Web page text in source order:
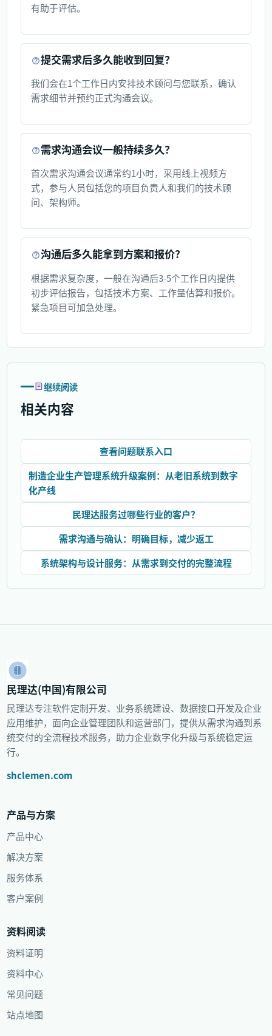
有助于评估。
提交需求后多久能收到回复？
我们会在1个工作日内安排技术顾问与您联系，确认
需求细节并预约正式沟通会议。
需求沟通会议一般持续多久？
首次需求沟通会议通常约1小时，采用线上视频方
式，参与人员包括您的项目负责人和我们的技术顾
问、架构师。
沟通后多久能拿到方案和报价？
根据需求复杂度，一般在沟通后3-5个工作日内提供
初步评估报告，包括技术方案、工作量估算和报价。
紧急项目可加急处理。
继续阅读
相关内容
查看问题联系入口
制造企业生产管理系统升级案例：从老旧系统到数字
化产线
民理达服务过哪些行业的客户？
需求沟通与确认：明确目标，减少返工
系统架构与设计服务：从需求到交付的完整流程
民理达(中国)有限公司
民理达专注软件定制开发、业务系统建设、数据接口开发及企业
应用维护，面向企业管理团队和运营部门，提供从需求沟通到系
统交付的全流程技术服务，助力企业数字化升级与系统稳定运
行。
shclemen.com
产品与方案
产品中心
解决方案
服务体系
客户案例
资料阅读
资料证明
资料中心
常见问题
站点地图